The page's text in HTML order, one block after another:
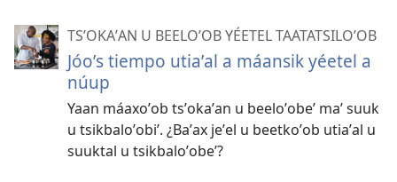
TSʼOKAʼAN U BEELOʼOB YÉETEL TAATATSILOʼOB
Jóoʼs tiempo utiaʼal a máansik yéetel a
núup
Yaan máaxoʼob tsʼokaʼan u beeloʼobeʼ maʼ suuk
u tsikbaloʼobiʼ. ¿Baʼax jeʼel u beetkoʼob utiaʼal u
suuktal u tsikbaloʼobeʼ?